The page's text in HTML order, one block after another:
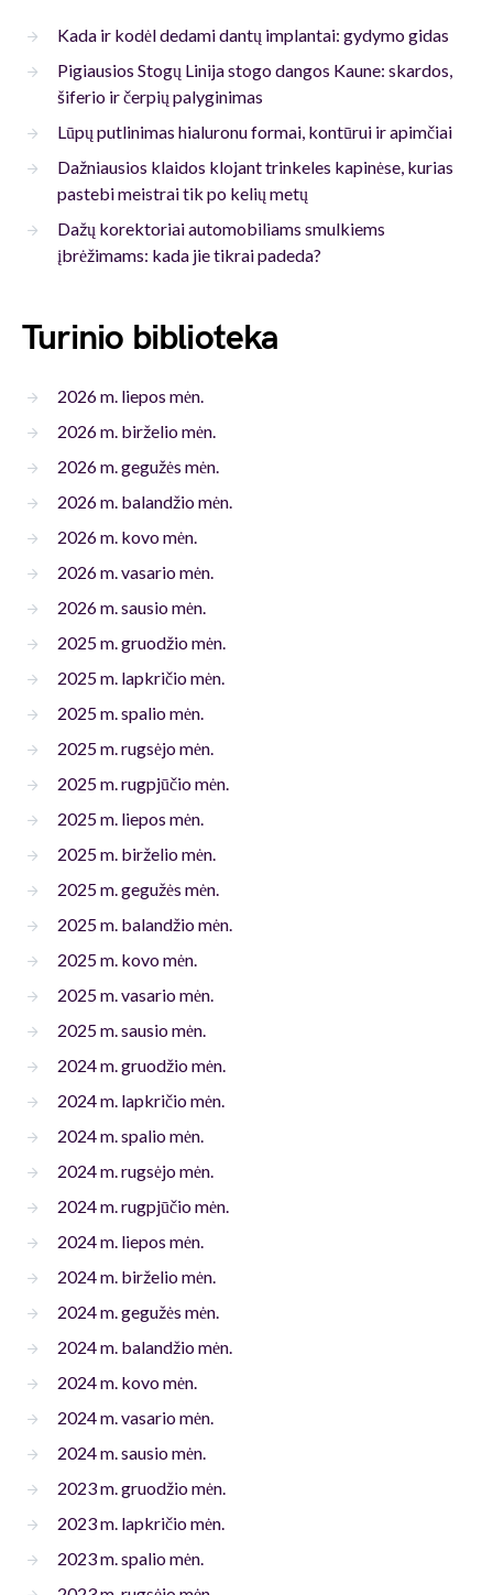
Kada ir kodėl dedami dantų implantai: gydymo gidas
Pigiausios Stogų Linija stogo dangos Kaune: skardos,
šiferio ir čerpių palyginimas
Lūpų putlinimas hialuronu formai, kontūrui ir apimčiai
Dažniausios klaidos klojant trinkeles kapinėse, kurias
pastebi meistrai tik po kelių metų
Dažų korektoriai automobiliams smulkiems
įbrėžimams: kada jie tikrai padeda?
Turinio biblioteka
2026 m. liepos mėn.
2026 m. birželio mėn.
2026 m. gegužės mėn.
2026 m. balandžio mėn.
2026 m. kovo mėn.
2026 m. vasario mėn.
2026 m. sausio mėn.
2025 m. gruodžio mėn.
2025 m. lapkričio mėn.
2025 m. spalio mėn.
2025 m. rugsėjo mėn.
2025 m. rugpjūčio mėn.
2025 m. liepos mėn.
2025 m. birželio mėn.
2025 m. gegužės mėn.
2025 m. balandžio mėn.
2025 m. kovo mėn.
2025 m. vasario mėn.
2025 m. sausio mėn.
2024 m. gruodžio mėn.
2024 m. lapkričio mėn.
2024 m. spalio mėn.
2024 m. rugsėjo mėn.
2024 m. rugpjūčio mėn.
2024 m. liepos mėn.
2024 m. birželio mėn.
2024 m. gegužės mėn.
2024 m. balandžio mėn.
2024 m. kovo mėn.
2024 m. vasario mėn.
2024 m. sausio mėn.
2023 m. gruodžio mėn.
2023 m. lapkričio mėn.
2023 m. spalio mėn.